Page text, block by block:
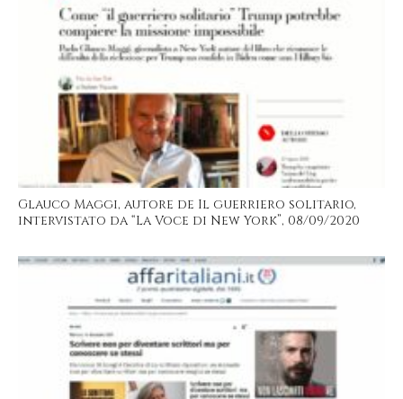
Glauco Maggi, autore de Il guerriero solitario,
intervistato da “La Voce di New York”, 08/09/2020